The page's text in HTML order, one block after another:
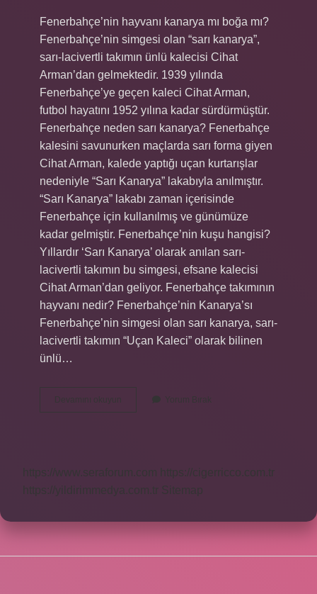
Fenerbahçe’nin hayvanı kanarya mı boğa mı?
Fenerbahçe’nin simgesi olan “sarı kanarya”,
sarı-lacivertli takımın ünlü kalecisi Cihat
Arman’dan gelmektedir. 1939 yılında
Fenerbahçe’ye geçen kaleci Cihat Arman,
futbol hayatını 1952 yılına kadar sürdürmüştür.
Fenerbahçe neden sarı kanarya? Fenerbahçe
kalesini savunurken maçlarda sarı forma giyen
Cihat Arman, kalede yaptığı uçan kurtarışlar
nedeniyle “Sarı Kanarya” lakabıyla anılmıştır.
“Sarı Kanarya” lakabı zaman içerisinde
Fenerbahçe için kullanılmış ve günümüze
kadar gelmiştir. Fenerbahçe’nin kuşu hangisi?
Yıllardır ‘Sarı Kanarya’ olarak anılan sarı-
lacivertli takımın bu simgesi, efsane kalecisi
Cihat Arman’dan geliyor. Fenerbahçe takımının
hayvanı nedir? Fenerbahçe’nin Kanarya’sı
Fenerbahçe’nin simgesi olan sarı kanarya, sarı-
lacivertli takımın “Uçan Kaleci” olarak bilinen
ünlü…
Devamını okuyun
Fenerbahçe
Civciv
Yorum Bırak
https://www.seraforum.com
https://cigerricco.com.tr
https://yildirimmedya.com.tr
Sitemap